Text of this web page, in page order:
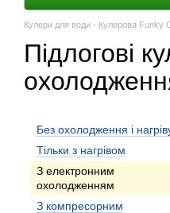
Кулери для води - Кулерова Funky
Підлогові
Без охолодження і
Тiльки з нагрiвом
З електронним
охолодженням
З компресорним